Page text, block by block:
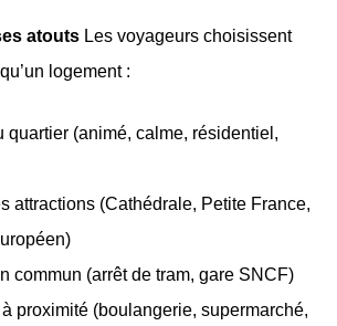
atouts Les voyageurs choisissent
logement :
quartier (animé, calme, résidentiel,
attractions (Cathédrale, Petite France,
commun (arrêt de tram, gare SNCF)
proximité (boulangerie, supermarché,